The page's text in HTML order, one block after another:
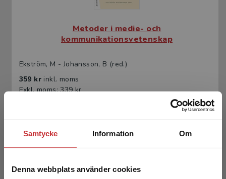
Samtycke Information Om
Denna webbplats använder cookies
Metoder i medie- och
kommunikationsvetenskap
Ekström, M - Johansson, B (red.)
359 kr inkl. moms
Exkl. moms: 339 kr